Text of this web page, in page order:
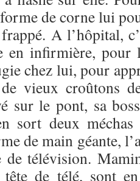
de corne lui
A l’hôpital,
en infirmière,
chez lui, pour
de vieux croûtons
sur le pont, sa
deux méchas
de main géante,
de télévision.
de télé, sont